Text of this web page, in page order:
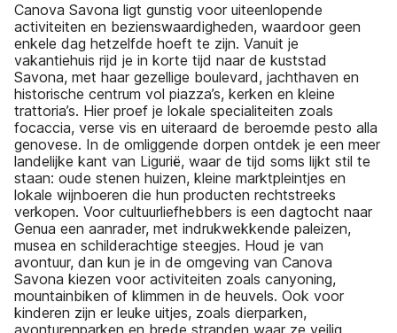
Canova Savona ligt gunstig voor uiteenlopende
activiteiten en bezienswaardigheden, waardoor geen
enkele dag hetzelfde hoeft te zijn. Vanuit je
vakantiehuis rijd je in korte tijd naar de kuststad
Savona, met haar gezellige boulevard, jachthaven en
historische centrum vol piazza’s, kerken en kleine
trattoria’s. Hier proef je lokale specialiteiten zoals
focaccia, verse vis en uiteraard de beroemde pesto alla
genovese. In de omliggende dorpen ontdek je een meer
landelijke kant van Ligurië, waar de tijd soms lijkt stil te
staan: oude stenen huizen, kleine marktpleintjes en
lokale wijnboeren die hun producten rechtstreeks
verkopen. Voor cultuurliefhebbers is een dagtocht naar
Genua een aanrader, met indrukwekkende paleizen,
musea en schilderachtige steegjes. Houd je van
avontuur, dan kun je in de omgeving van Canova
Savona kiezen voor activiteiten zoals canyoning,
mountainbiken of klimmen in de heuvels. Ook voor
kinderen zijn er leuke uitjes, zoals dierparken,